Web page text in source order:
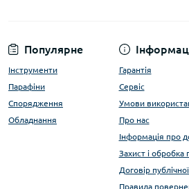
Популярне
Інструменти
Парафіни
Спорядження
Обладнання
Гарантія
Сервіс
Умови
Про нас
Інформація про
Захист і обробка
Договір
Правила